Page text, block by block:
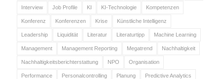
Interview Job Profile KI KI-Technologie Kompetenzen
Konferenz Konferenzen Krise Künstliche Intelligenz
Leadership Liquidität Literatur Literaturtipp Machine Learning
Management Management Reporting Megatrend Nachhaltigkeit
Nachhaltigkeitsberichterstattung NPO Organisation
Performance Personalcontrolling Planung Predictive Analytics